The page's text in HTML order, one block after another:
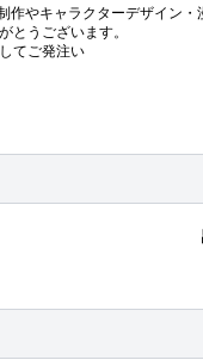
やキャラクターデザイン・
とうございます。
てご発注い